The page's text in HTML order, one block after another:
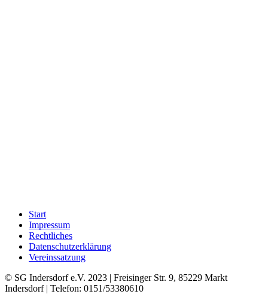
Start
Impressum
Rechtliches
Datenschutzerklärung
Vereinssatzung
© SG Indersdorf e.V. 2023 | Freisinger Str. 9, 85229 Markt
Indersdorf | Telefon: 0151/53380610